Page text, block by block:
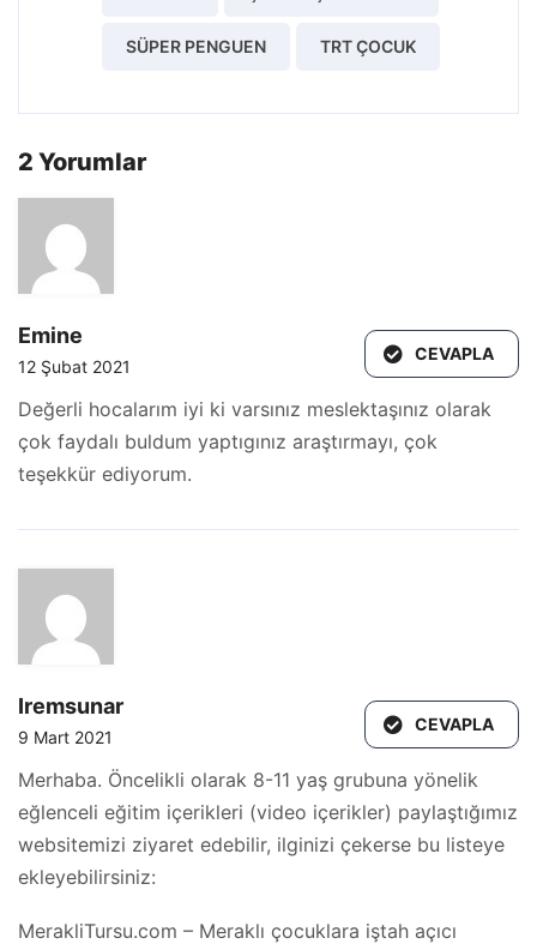
SÜPER PENGUEN TRT ÇOCUK
2 Yorumlar
Emine
12 Şubat 2021
CEVAPLA
Değerli hocalarım iyi ki varsınız meslektaşınız olarak
çok faydalı buldum yaptıgınız araştırmayı, çok
teşekkür ediyorum.
Iremsunar
9 Mart 2021
CEVAPLA
Merhaba. Öncelikli olarak 8-11 yaş grubuna yönelik
eğlenceli eğitim içerikleri (video içerikler) paylaştığımız
websitemizi ziyaret edebilir, ilginizi çekerse bu listeye
ekleyebilirsiniz:
MerakliTursu.com – Meraklı çocuklara iştah açıcı